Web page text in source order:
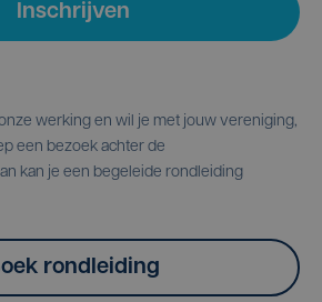
Inschrijven
werking en wil je met jouw vereniging,
een bezoek achter de
kan je een begeleide rondleiding
rondleiding